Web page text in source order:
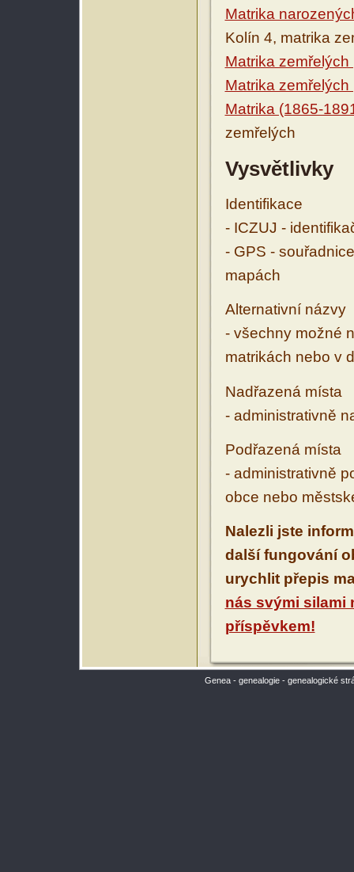
Matrika
Kolín 4, matrika
Matrika
Matrika
Matrika (1865-
zemřelých
Vysvětlivky
Identifikace
- ICZUJ -
- GPS -
mapách
Alternativní názvy
- všechny možné
matrikách nebo v
Nadřazená místa
- administrativně
Podřazená místa
- administrativně
obce nebo
Nalezli jste
další fungování
urychlit přepis
nás svými silami
příspěvkem!
Genea - genealogie - genealogické